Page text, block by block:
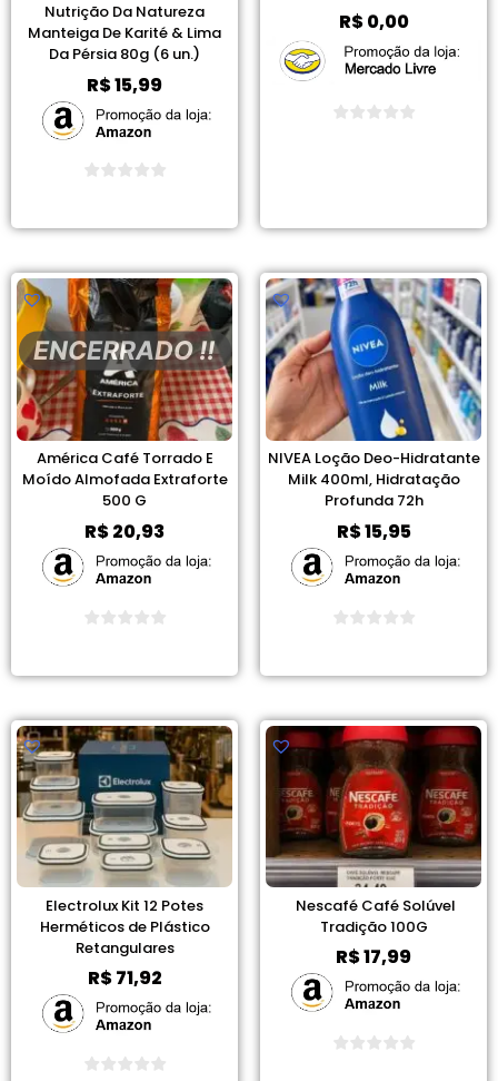
Nutrição Da Natureza
Manteiga De Karité & Lima
Da Pérsia 80g (6 un.)
R$15,99
R$0,00
ENCERRADO !!
América Café Torrado E
Moído Almofada Extraforte
500 G
R$20,93
NIVEA Loção Deo-Hidratante
Milk 400ml, Hidratação
Profunda 72h
R$15,95
Electrolux Kit 12 Potes
Herméticos de Plástico
Retangulares
R$71,92
Nescafé Café Solúvel
Tradição 100G
R$17,99